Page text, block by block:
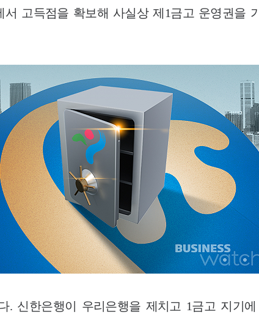
서 고득점을 확보해 사실상 제1금고 운영권을
. 신한은행이 우리은행을 제치고 1금고 지기에